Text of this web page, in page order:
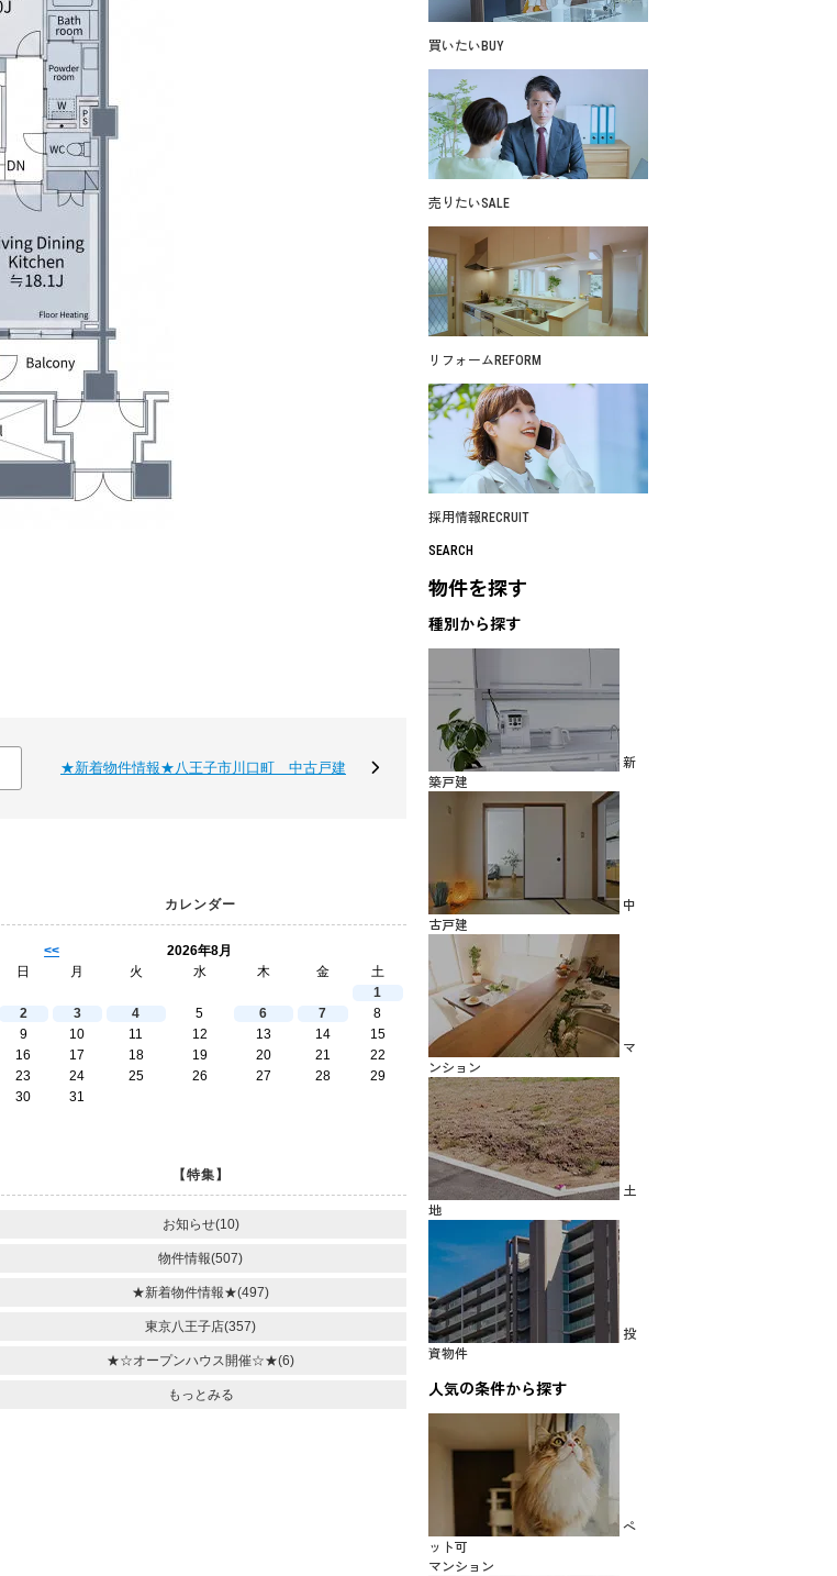
★新着物件情報★八王子市川口町 中古戸建
カレンダー
<<
2026年8月
日
月 火 水 木 金
土
1
2
3 4 5 6 7
8
9
10 11 12 13 14
15
16
17 18 19 20 21
22
23
24 25 26 27 28
29
30
31
【特集】
お知らせ(10)
物件情報(507)
★新着物件情報★(497)
東京八王子店(357)
★☆オープンハウス開催☆★(6)
もっとみる
買いたい BUY
売りたいSALE
リフォーム REFORM
採用情報 RECRUIT
SEARCH
物件を探す
種別から探す
新
築戸建
中
古戸建
マ
ンション
土
地
投
資物件
人気の条件から探す
ペ
ット可
マンション